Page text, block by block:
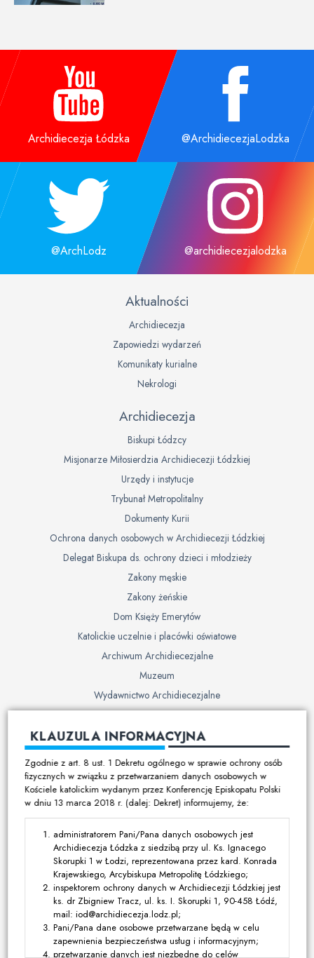
Archidiecezja Łódzka @ArchidiecezjaLodzka
@ArchLodz @archidiecezjalodzka
Aktualności
Archidiecezja
Zapowiedzi wydarzeń
Komunikaty kurialne
Nekrologi
Archidiecezja
Biskupi Łódzcy
Misjonarze Miłosierdzia Archidiecezji Łódzkiej
Urzędy i instytucje
Trybunał Metropolitalny
Dokumenty Kurii
Ochrona danych osobowych w Archidiecezji Łódzkiej
Delegat Biskupa ds. ochrony dzieci i młodzieży
Zakony męskie
Zakony żeńskie
Dom Księży Emerytów
Katolickie uczelnie i placówki oświatowe
Archiwum Archidiecezjalne
Muzeum
Wydawnictwo Archidiecezjalne
Cmentarze
Duszpasterstwo
Program duszpasterski
Kalendarz pracy duszpasterskiej
Duszpasterstwo specjalistyczne
Ruchy i stowarzyszenia
Multimedia
Filmy
Zdjęcia
Media katolickie
KLAUZULA INFORMACYJNA
Zgodnie z art. 8 ust. 1 Dekretu ogólnego w sprawie ochrony osób
fizycznych w związku z przetwarzaniem danych osobowych w
Kościele katolickim wydanym przez Konferencję Episkopatu Polski
w dniu 13 marca 2018 r. (dalej: Dekret) informujemy, że:
administratorem Pani/Pana danych osobowych jest
Archidiecezja Łódzka z siedzibą przy ul. Ks. Ignacego
Skorupki 1 w Łodzi, reprezentowana przez kard. Konrada
Krajewskiego, Arcybiskupa Metropolitę Łódzkiego;
inspektorem ochrony danych w Archidiecezji Łódzkiej jest
ks. dr Zbigniew Tracz, ul. ks. I. Skorupki 1, 90-458 Łódź,
mail: iod@archidiecezja.lodz.pl;
Pani/Pana dane osobowe przetwarzane będą w celu
zapewnienia bezpieczeństwa usług i informacyjnym;
przetwarzanie danych jest niezbędne do celów